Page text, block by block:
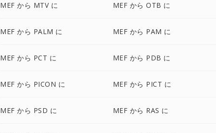
MEF から MTV に MEF から OTB に
MEF から PALM に MEF から PAM に
MEF から PCT に MEF から PDB に
MEF から PICON に MEF から PICT に
MEF から PSD に MEF から RAS に